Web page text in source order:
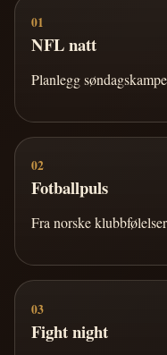
01
NFL natt
Planlegg
02
Fotballpuls
Fra norske
03
Fight night